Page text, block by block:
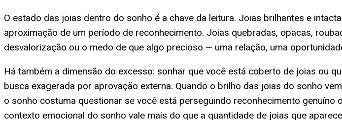
O estado das joias dentro do sonho é a chave da leitura. Joias brilhantes e
aproximação de um período de reconhecimento. Joias quebradas, opacas,
desvalorização ou o medo de que algo precioso — uma relação, uma
Há também a dimensão do excesso: sonhar que você está coberto de joias ou
busca exagerada por aprovação externa. Quando o brilho das joias do sonho
o sonho costuma questionar se você está perseguindo reconhecimento genuíno
contexto emocional do sonho vale mais do que a quantidade de joias que